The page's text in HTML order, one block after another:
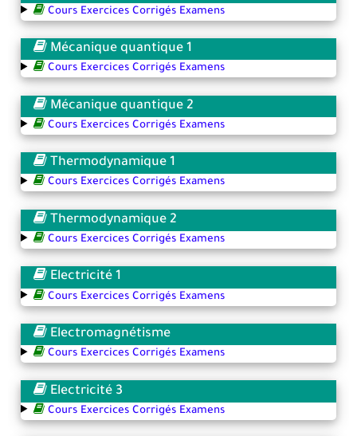
Cours Exercices Corrigés Examens
Mécanique quantique 1
Cours Exercices Corrigés Examens
Mécanique quantique 2
Cours Exercices Corrigés Examens
Thermodynamique 1
Cours Exercices Corrigés Examens
Thermodynamique 2
Cours Exercices Corrigés Examens
Electricité 1
Cours Exercices Corrigés Examens
Electromagnétisme
Cours Exercices Corrigés Examens
Electricité 3
Cours Exercices Corrigés Examens